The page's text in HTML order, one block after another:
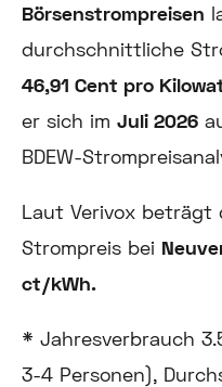
Börsenstrompreisen
durchschnittliche
46,91 Cent pro
er sich im Juli 2026
BDEW-
Laut Verivox
Strompreis bei
ct/kWh.
* Jahresverbrauch
3-4 Personen),